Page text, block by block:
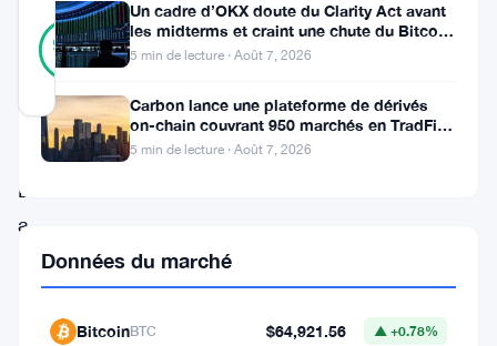
92%
RÉEL
Vérifié
38
Bitcoin
a
foncé
droit
dans
Un cadre d’OKX doute du Clarity Act avant
les midterms et craint une chute du Bitcoin
à 55 000 $
5 min de lecture · Août 7, 2026
Carbon lance une plateforme de dérivés
on-chain couvrant 950 marchés en TradFi et
crypto
5 min de lecture · Août 7, 2026
Données du marché
BitcoinBTC $64,921.56 ▲ +0.78%